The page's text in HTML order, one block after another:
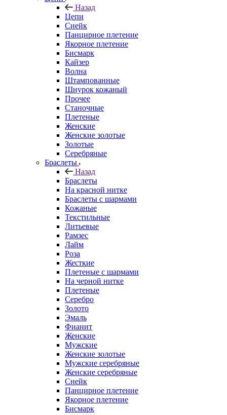
Назад
Цепи
Снейк
Панцирное плетение
Якорное плетение
Бисмарк
Кайзер
Волна
Штампованные
Шнурок кожаный
Прочее
Станочные
Плетеные
Женские
Женские золотые
Золотые
Серебряные
Браслеты
Назад
Браслеты
На красной нитке
Браслеты с шармами
Кожаные
Текстильные
Литьевые
Рамзес
Лайм
Роза
Жесткие
Плетеные с шармами
На черной нитке
Плетеные
Серебро
Золото
Эмаль
Фианит
Женские
Мужские
Женские золотые
Мужские серебряные
Женские серебряные
Снейк
Панцирное плетение
Якорное плетение
Бисмарк